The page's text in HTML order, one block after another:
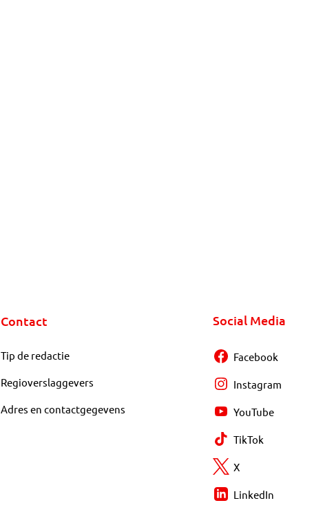
Contact
Tip de redactie
Regioverslaggevers
Adres en contactgegevens
Social Media
Facebook
Instagram
YouTube
TikTok
X
LinkedIn